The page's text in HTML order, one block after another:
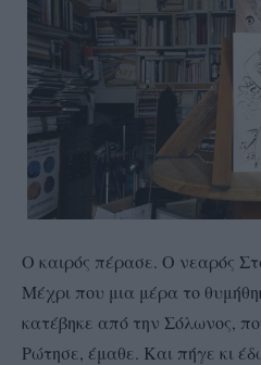
Ο καιρός πέρασε. Ο νεαρός
Μέχρι που μια μέρα το
κατέβηκε από την Σόλωνος,
Ρώτησε, έμαθε. Και πήγε κι